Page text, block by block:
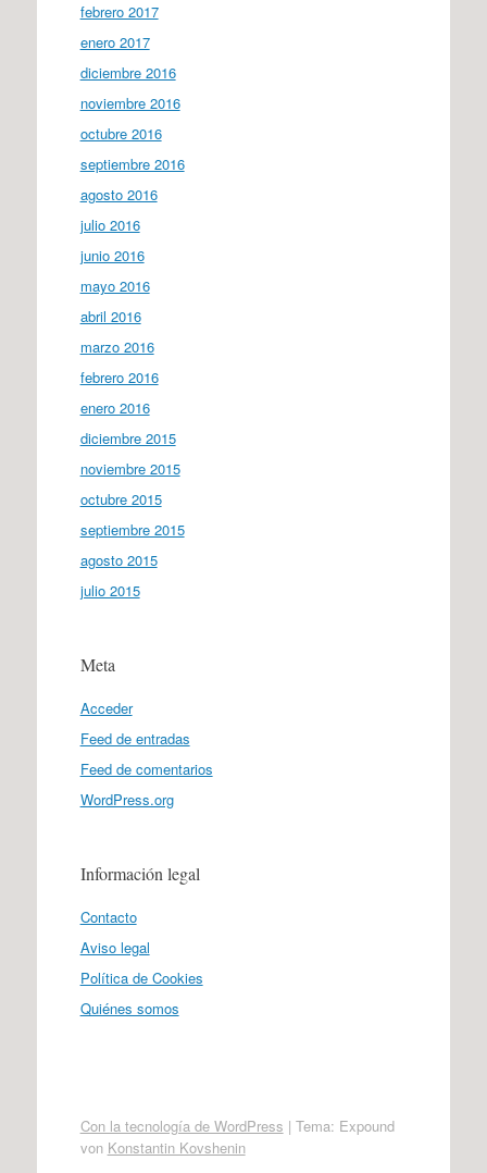
febrero 2017
enero 2017
diciembre 2016
noviembre 2016
octubre 2016
septiembre 2016
agosto 2016
julio 2016
junio 2016
mayo 2016
abril 2016
marzo 2016
febrero 2016
enero 2016
diciembre 2015
noviembre 2015
octubre 2015
septiembre 2015
agosto 2015
julio 2015
Meta
Acceder
Feed de entradas
Feed de comentarios
WordPress.org
Información legal
Contacto
Aviso legal
Política de Cookies
Quiénes somos
Con la tecnología de WordPress | Tema: Expound
von Konstantin Kovshenin